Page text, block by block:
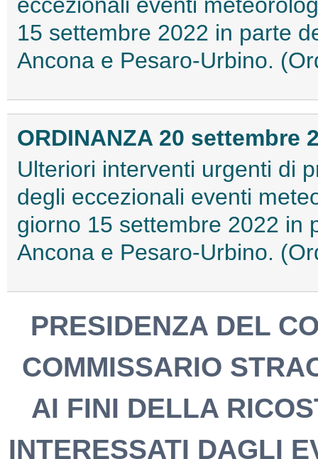
eccezionali eventi
15 settembre 2022 in parte
Ancona e Pesaro-Urbino.
ORDINANZA 20 settembre
Ulteriori interventi urgenti di
degli eccezionali eventi
giorno 15 settembre 2022 in
Ancona e Pesaro-Urbino.
PRESIDENZA DEL
COMMISSARIO
AI FINI DELLA
INTERESSATI DAGLI